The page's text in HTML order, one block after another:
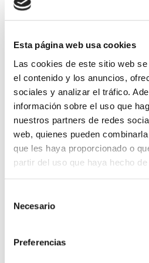
Esta página web usa cookies
Las cookies de este sitio web
el contenido y los anuncios,
sociales y analizar el tráfico.
información sobre el uso que
nuestros partners de redes
web, quienes pueden
que les haya proporcionado o
partir del uso que haya hecho
de cookies
Necesario
Preferencias
verificar si tienen control de volumen
encendido/apagado.
También es importante, en el caso
los que no se tengan que utilizar
cuidar que los niños no se los
De hecho, los valores máximos de
deberían superar, tal y como indica
Otorrinolaringología (SEORL), en
deben usarse a una distancia
forma no controlada, lesiona la
tiempos de exposición productos